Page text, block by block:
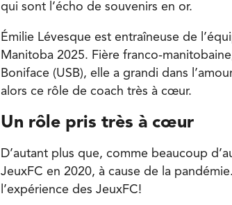
qui sont l’écho de souvenirs en or.
Émilie Lévesque est entraîneuse de
Manitoba 2025. Fière franco-
Boniface (USB), elle a grandi dans
alors ce rôle de coach très à cœur.
Un rôle pris très à cœur
D’autant plus que, comme beaucoup
JeuxFC en 2020, à cause de la
l’expérience des JeuxFC!